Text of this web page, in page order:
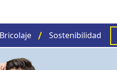
Bricolaje Sostenibilidad